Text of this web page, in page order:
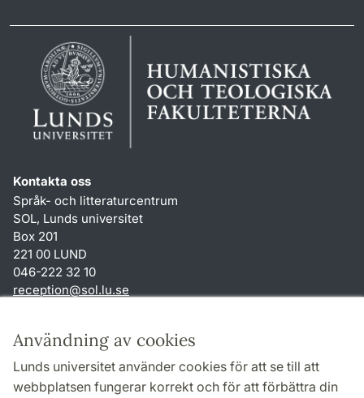
Användning av cookies
Lunds universitet använder cookies för att se till att
webbplatsen fungerar korrekt och för att förbättra din
Kontakta oss
Språk- och litteraturcentrum
SOL, Lunds universitet
Box 201
221 00 LUND
046-222 32 10
reception@sol.lu.se
Genvägar
Om webbplatsen och cookies
Behandling av personuppgifter